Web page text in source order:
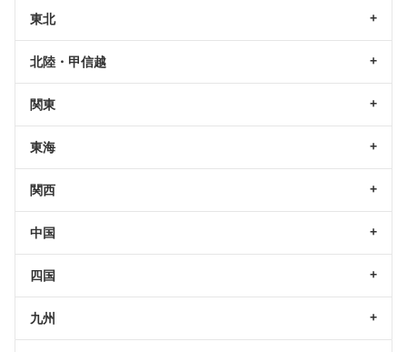
東北
北陸・甲信越
関東
東海
関西
中国
四国
九州